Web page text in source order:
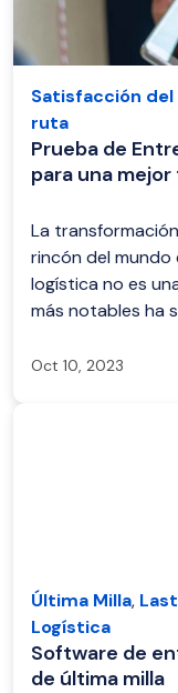
Satisfacción
ruta
Prueba de
para una
La
rincón del mundo
logística no es
más notables ha
Oct 10, 2023
Última Milla,
Logística
Software de
de última milla